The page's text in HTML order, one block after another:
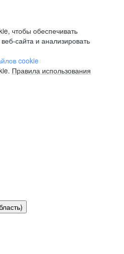
чтобы обеспечивать
сайта и анализировать
cookie
Правила использования